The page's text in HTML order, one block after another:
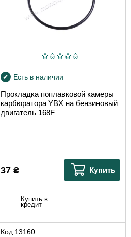
Есть в наличии
Прокладка поплавковой камеры
карбюратора YBX на бензиновый
двигатель 168F
37₴ Купить
Купить в
кредит
Код 13160